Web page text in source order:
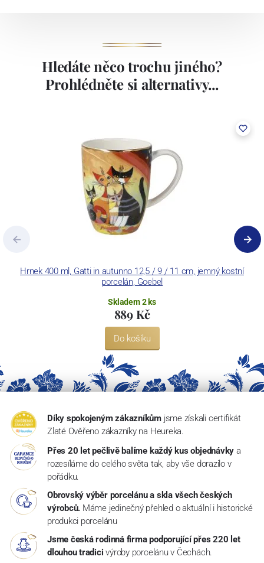
Hledáte něco trochu jiného?
Prohlédněte si alternativy...
Hrnek 400 ml, Gatti in autunno 12,5 / 9 / 11 cm, jemný kostní
porcelán, Goebel
Skladem 2 ks
889 Kč
Do košíku
Díky spokojeným zákazníkům jsme získali certifikát
Zlaté Ověřeno zákazníky na Heureka.
Přes 20 let pečlivě balíme každý kus objednávky a
rozesíláme do celého světa tak, aby vše dorazilo v
pořádku.
Obrovský výběr porcelánu a skla všech českých
výrobců. Máme jedinečný přehled o aktuální i historické
produkci porcelánu
Jsme česká rodinná firma podporující přes 220 let
dlouhou tradici výroby porcelánu v Čechách.